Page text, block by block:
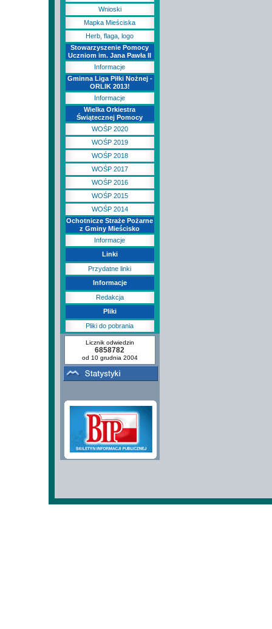
Wnioski
Mapka Mieściska
Herb, flaga, logo
Stowarzyszenie Pomocy
Uczniom im. Jana Pawła II
Informacje
Gminna Liga Piłki Nożnej -
ORLIK 2013!
Informacje
Wielka Orkiestra
Świątecznej Pomocy
WOŚP 2020
WOŚP 2019
WOŚP 2018
WOŚP 2017
WOŚP 2016
WOŚP 2015
WOŚP 2014
Ochotnicze Straże Pożarne
z Gminy Mieścisko
Informacje
Linki
Przydatne linki
Informacje
Redakcja
Pliki
Pliki do pobrania
Licznik odwiedzin
6858782
od 10 grudnia 2004